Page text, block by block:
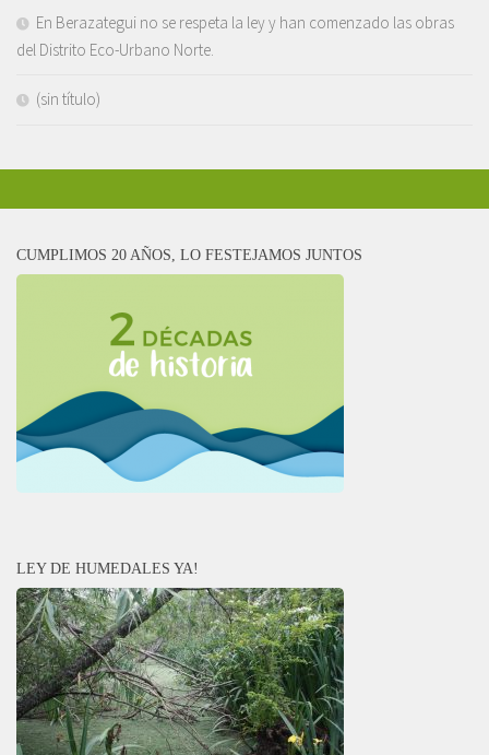
En Berazategui no se respeta la ley y han comenzado las obras
del Distrito Eco-Urbano Norte.
(sin título)
CUMPLIMOS 20 AÑOS, LO FESTEJAMOS JUNTOS
LEY DE HUMEDALES YA!